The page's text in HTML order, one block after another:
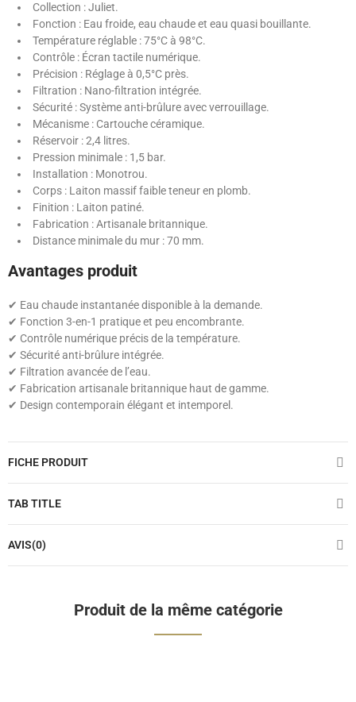
Collection : Juliet.
Fonction : Eau froide, eau chaude et eau quasi bouillante.
Température réglable : 75°C à 98°C.
Contrôle : Écran tactile numérique.
Précision : Réglage à 0,5°C près.
Filtration : Nano-filtration intégrée.
Sécurité : Système anti-brûlure avec verrouillage.
Mécanisme : Cartouche céramique.
Réservoir : 2,4 litres.
Pression minimale : 1,5 bar.
Installation : Monotrou.
Corps : Laiton massif faible teneur en plomb.
Finition : Laiton patiné.
Fabrication : Artisanale britannique.
Distance minimale du mur : 70 mm.
Avantages produit
✔ Eau chaude instantanée disponible à la demande.
✔ Fonction 3-en-1 pratique et peu encombrante.
✔ Contrôle numérique précis de la température.
✔ Sécurité anti-brûlure intégrée.
✔ Filtration avancée de l’eau.
✔ Fabrication artisanale britannique haut de gamme.
✔ Design contemporain élégant et intemporel.
FICHE PRODUIT
TAB TITLE
AVIS(0)
Produit de la même catégorie